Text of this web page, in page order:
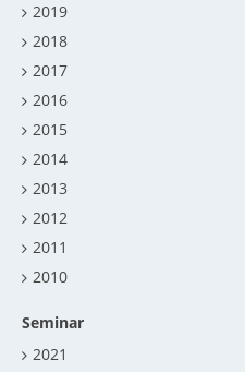
2019
2018
2017
2016
2015
2014
2013
2012
2011
2010
Seminar
2021